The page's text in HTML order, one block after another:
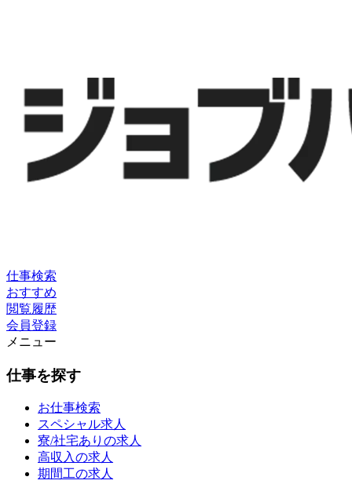
仕事検索
おすすめ
閲覧履歴
会員登録
メニュー
仕事を探す
お仕事検索
スペシャル求人
寮/社宅ありの求人
高収入の求人
期間工の求人